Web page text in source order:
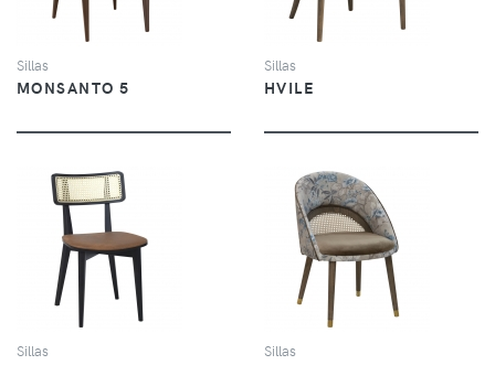
Sillas
MONSANTO 5
Sillas
HVILE
VER
Sillas
VER
Sillas